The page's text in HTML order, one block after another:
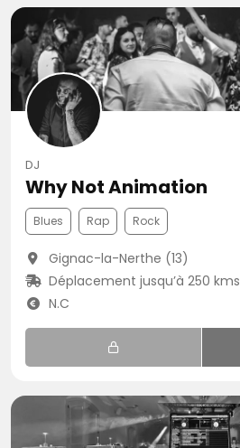
DJ
Why Not Animation
Blues Rap Rock
Gignac-la-Nerthe (13)
Déplacement jusqu’à 250 kms
N.C